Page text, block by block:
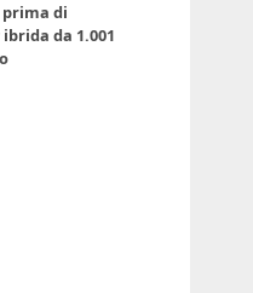
di
da 1.001